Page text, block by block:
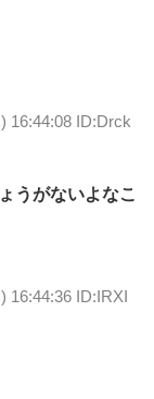
16:44:08 ID:Drck
うがないよなこ
16:44:36 ID:IRXI